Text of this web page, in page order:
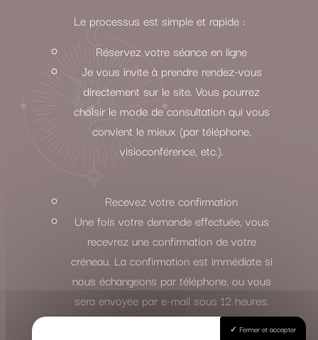
Le processus est simple et rapide :
Réservez votre séance en ligne
Je vous invite à prendre rendez-vous
directement sur le site. Vous pourrez
choisir le mode de consultation qui vous
convient le mieux (par téléphone,
visioconférence, etc.).
Recevez votre confirmation
Une fois votre demande effectuée, vous
recevrez une confirmation de votre
créneau. La confirmation est immédiate si
nous échangeons par téléphone, ou vous
sera envoyée par e-mail sous 12 heures.
Fermer et accepter